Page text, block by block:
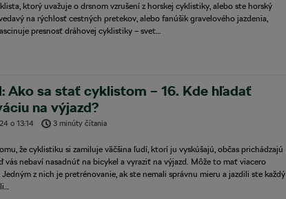
ktorý uvažuje o drsnom vzrušení z horskej cyklistiky, alebo ste horský
na rýchlosť cestných pretekov, alebo fanúšik gravelového jazdenia,
presnosť dráhovej cyklistiky – svet…
Ako sa stať cyklistom – 16. Kde hľadať
na výjazd?
o13:14 3 minúty čítania
že cyklistiku si zamiluje väčšina ľudí, ktorí ju vyskúšajú, občas prichádzajú
vás nebaví nasadnúť na bicykel a vyraziť na výjazd. Môže to mať viacero
z nich je pretrénovanie, ak ste nemali správnu mieru a jazdili ste každý